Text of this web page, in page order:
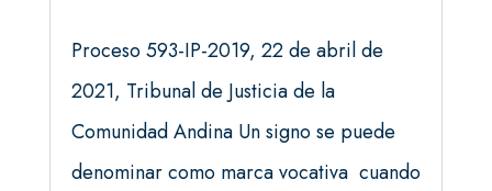
Proceso 593-IP-2019, 22 de abril de
2021, Tribunal de Justicia de la
Comunidad Andina Un signo se puede
denominar como marca vocativa cuando